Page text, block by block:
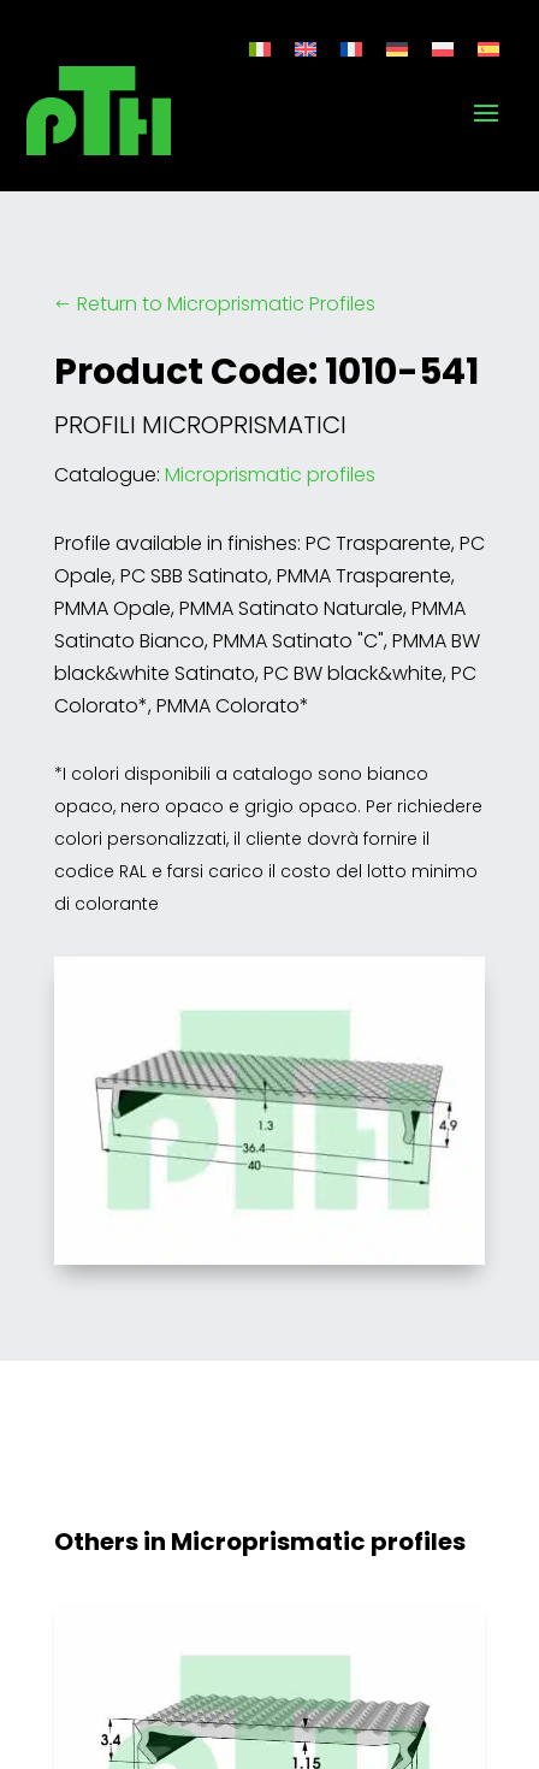
# Return to Microprismatic Profiles
Product Code: 1010-541
PROFILI MICROPRISMATICI
Catalogue: Microprismatic profiles
Profile available in finishes: PC Trasparente, PC
Opale, PC SBB Satinato, PMMA Trasparente,
PMMA Opale, PMMA Satinato Naturale, PMMA
Satinato Bianco, PMMA Satinato "C", PMMA BW
black&white Satinato, PC BW black&white, PC
Colorato*, PMMA Colorato*
*I colori disponibili a catalogo sono bianco
opaco, nero opaco e grigio opaco. Per richiedere
colori personalizzati, il cliente dovrà fornire il
codice RAL e farsi carico il costo del lotto minimo
di colorante
Others in Microprismatic profiles